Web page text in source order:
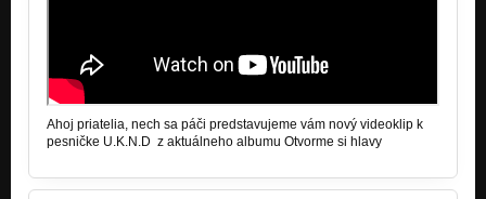
Ahoj priatelia, nech sa páči predstavujeme vám nový videoklip k
pesničke U.K.N.D z aktuálneho albumu Otvorme si hlavy